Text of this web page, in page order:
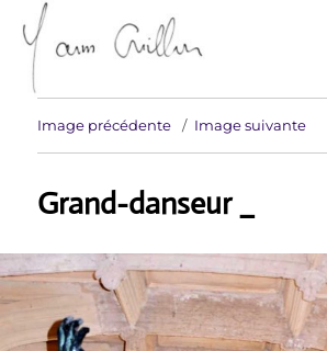
Yann Guillon Sculpteur
Image précédente Image suivante
Grand-danseur _